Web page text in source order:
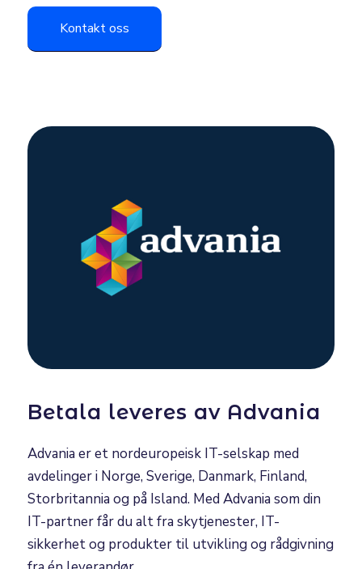
Kontakt oss
Betala leveres av Advania
Advania er et nordeuropeisk IT-selskap med
avdelinger i Norge, Sverige, Danmark, Finland,
Storbritannia og på Island. Med Advania som din
IT-partner får du alt fra skytjenester, IT-
sikkerhet og produkter til utvikling og rådgivning